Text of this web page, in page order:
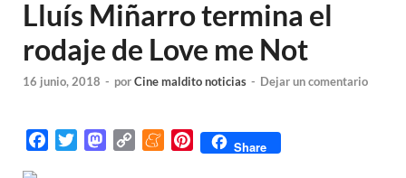
Lluís Miñarro termina el
rodaje de Love me Not
16 junio, 2018 - porCine maldito noticias - Dejar un comentario
M
M
P
Share